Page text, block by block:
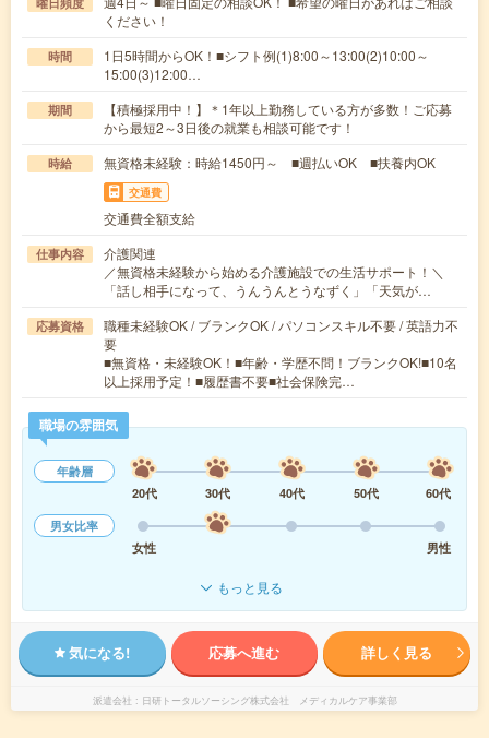
ください！
時間
1日5時間からOK！■シフト例(1)8:00～13:00(2)10:00～
15:00(3)12:00…
期間
【積極採用中！】＊1年以上勤務している方が多数！ご応募
から最短2～3日後の就業も相談可能です！
時給 無資格未経験：時給1450円～ ■週払いOK ■扶養内OK
交通費
交通費全額支給
仕事内容
介護関連
／無資格未経験から始める介護施設での生活サポート！＼
「話し相手になって、うんうんとうなずく」「天気が…
応募資格
職種未経験OK / ブランクOK / パソコンスキル不要 / 英語力不
要
■無資格・未経験OK！■年齢・学歴不問！ブランクOK!■10名
以上採用予定！■履歴書不要■社会保険完…
職場の雰囲気
年齢層
20代
30代 40代 50代
60代
男女比率
女性
男性
もっと見る
気になる! 応募へ進む 詳しく見る
派遣会社 日研トータルソーシング株式会社 メディカルケア事業部